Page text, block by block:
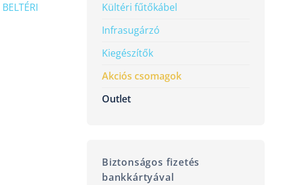
BELTÉRI
Kültéri fűtőkábel
Infrasugárzó
Kiegészítők
Akciós csomagok
Outlet
Biztonságos fizetés
bankkártyával